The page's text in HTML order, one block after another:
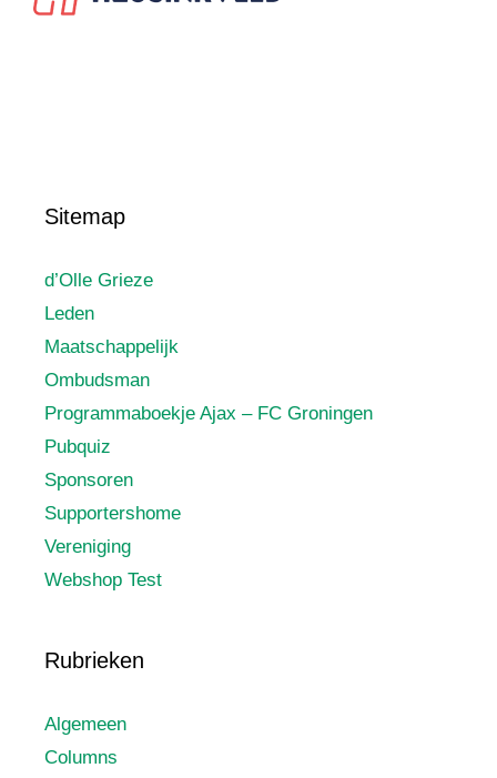
Sitemap
d’Olle Grieze
Leden
Maatschappelijk
Ombudsman
Programmaboekje Ajax – FC Groningen
Pubquiz
Sponsoren
Supportershome
Vereniging
Webshop Test
Rubrieken
Algemeen
Columns